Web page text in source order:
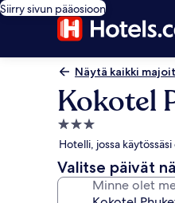
Siirry sivun pääosioon
Näytä kaikki
Kokotel
3.0
tähden
majoituspaikka
Hotelli, jossa
Valitse päivät
Minne olet